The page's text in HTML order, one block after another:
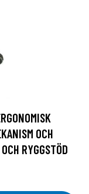
OCH
RYGGSTÖD